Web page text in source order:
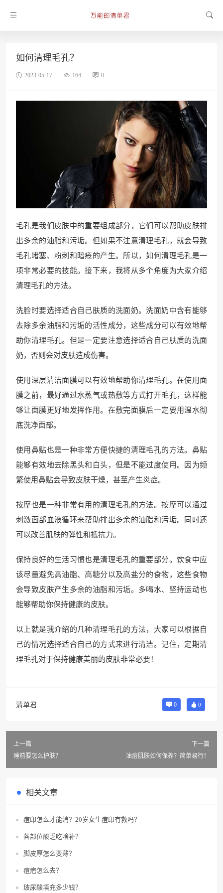
如何清理毛孔？
2023-05-17 164 0
毛孔是我们皮肤中的重要组成部分，它们可以帮助皮肤排
出多余的油脂和污垢。但如果不注意清理毛孔，就会导致
毛孔堵塞、粉刺和暗疮的产生。所以，如何清理毛孔是一
项非常必要的技能。接下来，我将从多个角度为大家介绍
清理毛孔的方法。
洗脸时要选择适合自己肤质的洗面奶。洗面奶中含有能够
去除多余油脂和污垢的活性成分，这些成分可以有效地帮
助你清理毛孔。但是一定要注意选择适合自己肤质的洗面
奶，否则会对皮肤造成伤害。
使用深层清洁面膜可以有效地帮助你清理毛孔。在使用面
膜之前，最好通过水蒸气或热敷等方式打开毛孔，这样能
够让面膜更好地发挥作用。在敷完面膜后一定要用温水彻
底洗净面部。
使用鼻贴也是一种非常方便快捷的清理毛孔的方法。鼻贴
能够有效地去除黑头和白头，但是不能过度使用。因为频
繁使用鼻贴会导致皮肤干燥，甚至产生炎症。
按摩也是一种非常有用的清理毛孔的方法。按摩可以通过
刺激面部血液循环来帮助排出多余的油脂和污垢。同时还
可以改善肌肤的弹性和抵抗力。
保持良好的生活习惯也是清理毛孔的重要部分。饮食中应
该尽量避免高油脂、高糖分以及高盐分的食物，这些食物
会导致皮肤产生多余的油脂和污垢。多喝水、坚持运动也
能够帮助你保持健康的皮肤。
以上就是我介绍的几种清理毛孔的方法，大家可以根据自
己的情况选择适合自己的方式来进行清洁。记住，定期清
理毛孔对于保持健康美丽的皮肤非常必要！
清单君 0 0
上一篇
睡前要怎么护肤？
下一篇
油痘肌肤如何保养？简单易行！
相关文章
痘印怎么才能消？20岁女生痘印有救吗？
各部位酸乏吃啥补？
脚皮厚怎么变薄？
痘疤怎么去？
玻尿酸填充多少钱？